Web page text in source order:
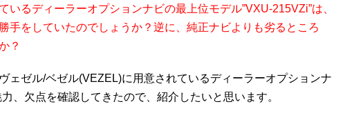
いるディーラーオプションナビの最上位モデル”VXU-215VZi”は、
手をしていたのでしょうか？逆に、純正ナビよりも劣るところ
？
ェゼル/ベゼル(VEZEL)に用意されているディーラーオプションナ
、欠点を確認してきたので、紹介したいと思います。